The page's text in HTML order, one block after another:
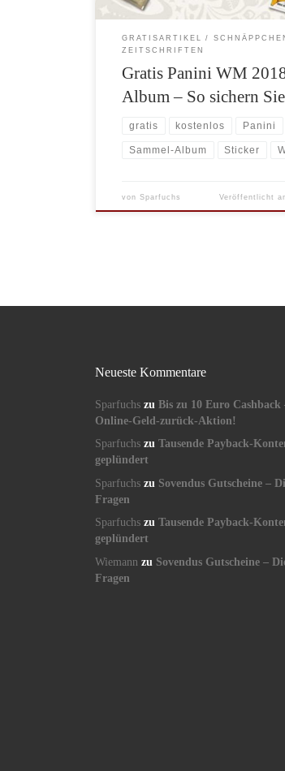
GRATISARTIKEL
ZEITSCHRIFTEN
Gratis Panini WM
Album – So sichern
gratis kostenlos Panini
Sammel-Album Sticker
vonSparfuchs Veröffentlicht
Neueste Kommentare
Sparfuchs zu Bis zu 10 Euro Cashback
Online-Geld-zurück-Aktion!
Sparfuchs zu Tausende Payback-
geplündert
Sparfuchs zu Sovendus Gutscheine –
Fragen
Sparfuchs zu Tausende Payback-
geplündert
Wiemann zu Sovendus Gutscheine –
Fragen